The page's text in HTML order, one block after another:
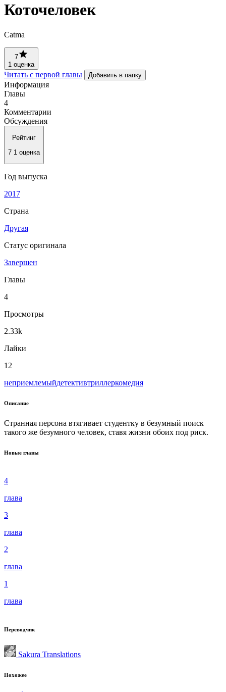
Коточеловек
Catma
7
1 оценка
Читать с первой главы Добавить в папку
Информация
Главы
4
Комментарии
Обсуждения
Рейтинг
7 1 оценка
Год выпуска
2017
Страна
Другая
Статус оригинала
Завершен
Главы
4
Просмотры
2.33k
Лайки
12
неприемлемыйдетективтриллеркомедия
Описание
Странная персона втягивает студентку в безумный поиск
такого же безумного человек, ставя жизни обоих под риск.
Новые главы
4
глава
3
глава
2
глава
1
глава
Переводчик
Sakura Translations
Похожее